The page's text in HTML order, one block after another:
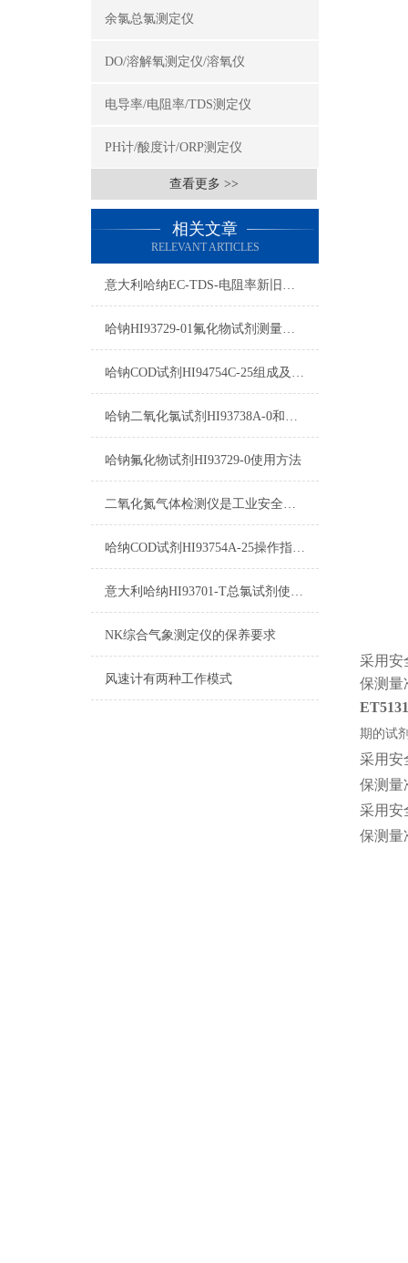
余氯总氯测定仪
DO/溶解氧测定仪/溶氧仪
电导率/电阻率/TDS测定仪
PH计/酸度计/ORP测定仪
查看更多 >>
相关文章
RELEVANT ARTICLES
意大利哈纳EC-TDS-电阻率新旧型号对照表2015
哈钠HI93729-01氟化物试剂测量原理/量程/操作方法
哈钠COD试剂HI94754C-25组成及测量范围
哈钠二氧化氯试剂HI93738A-0和HI93738B-0使用方法
哈钠氟化物试剂HI93729-0使用方法
二氧化氮气体检测仪是工业安全生产中*的防护设备
哈纳COD试剂HI93754A-25操作指南及测量标准
意大利哈纳HI93701-T总氯试剂使用说明及详细参数
NK综合气象测定仪的保养要求
风速计有两种工作模式
采用安
保测量
期的试
采用安
保测量
采用安
保测量